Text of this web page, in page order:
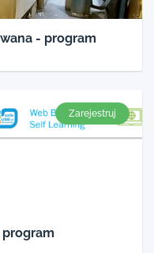
- program
Zarejestruj
program